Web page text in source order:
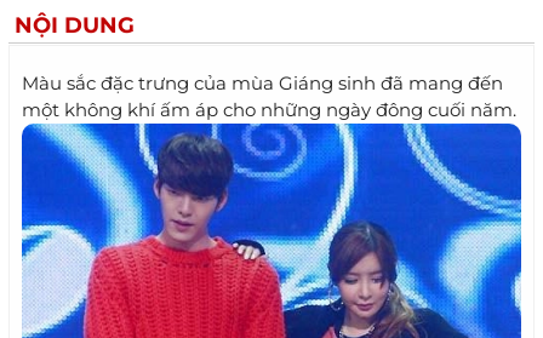
NỘI DUNG
Màu sắc đặc trưng của mùa Giáng sinh đã mang đến
một không khí ấm áp cho những ngày đông cuối năm.